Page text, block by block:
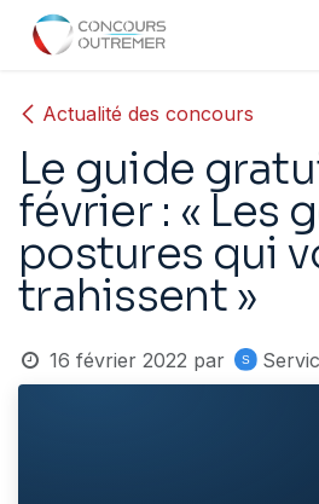
Se rendre au contenu
Actualité des concours
Le guide
février : « Les
postures qui
trahissent »
16 février 2022 par